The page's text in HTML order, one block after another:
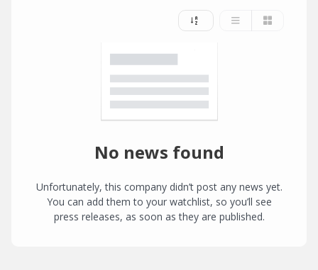
No news found
Unfortunately, this company didn’t post any news yet.
You can add them to your watchlist, so you’ll see
press releases, as soon as they are published.